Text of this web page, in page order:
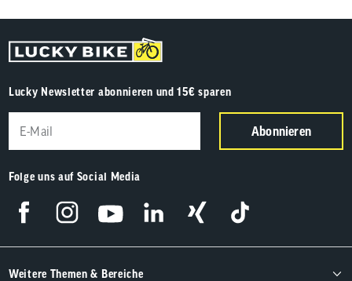
Lucky Newsletter abonnieren und 15€ sparen
Abonnieren
Folge uns auf Social Media
Weitere Themen & Bereiche